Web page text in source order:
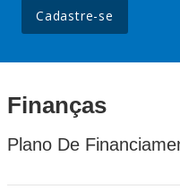
Cadastre-se
Finanças
Plano De